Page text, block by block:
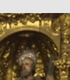
Saltar
al
contenido